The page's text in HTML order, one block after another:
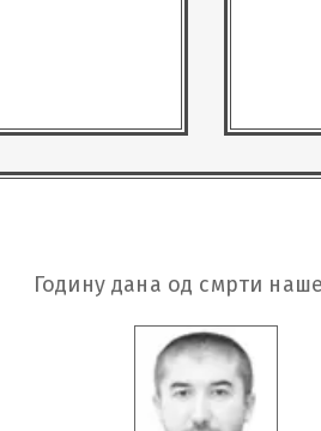
Годину дана од смрти